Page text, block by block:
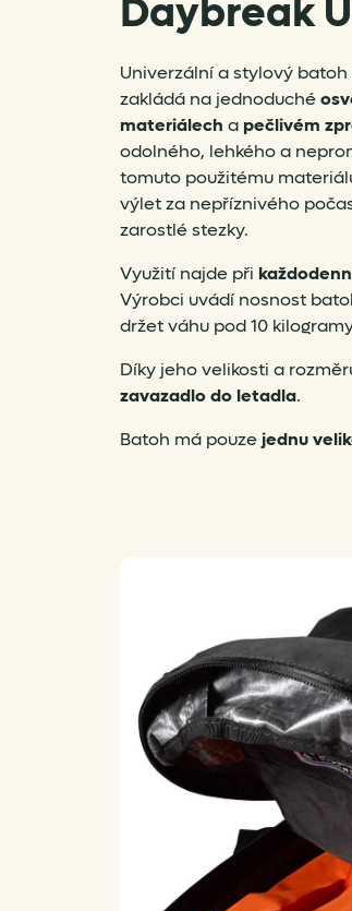
Daybreak
Univerzální a stylový batoh
zakládá na jednoduché
materiálech a pečlivém
odolného, lehkého a
tomuto použitému
výlet za nepříznivého
zarostlé stezky.
Využití najde při
Výrobci uvádí nosnost
držet váhu pod 10
Díky jeho velikosti a
zavazadlodo letadla.
Batoh má pouzejednu